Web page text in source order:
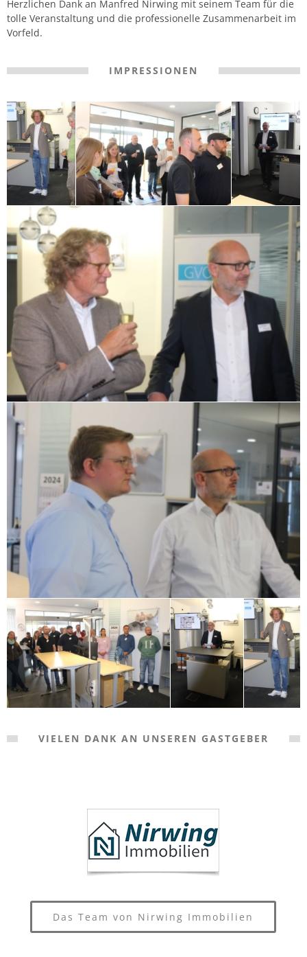
Herzlichen Dank an Manfred Nirwing mit seinem Team für die
tolle Veranstaltung und die professionelle Zusammenarbeit im
Vorfeld.
IMPRESSIONEN
VIELEN DANK AN UNSEREN GASTGEBER
Das Team von Nirwing Immobilien